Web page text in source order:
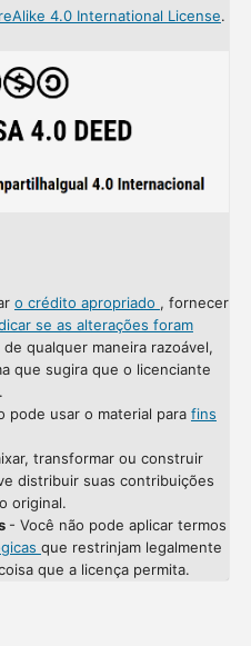
4.0 International License.
o crédito apropriado , fornecer
se as alterações foram
qualquer maneira razoável,
que sugira que o licenciante
pode usar o material para fins
transformar ou construir
distribuir suas contribuições
original.
- Você não pode aplicar termos
que restrinjam legalmente
que a licença permita.